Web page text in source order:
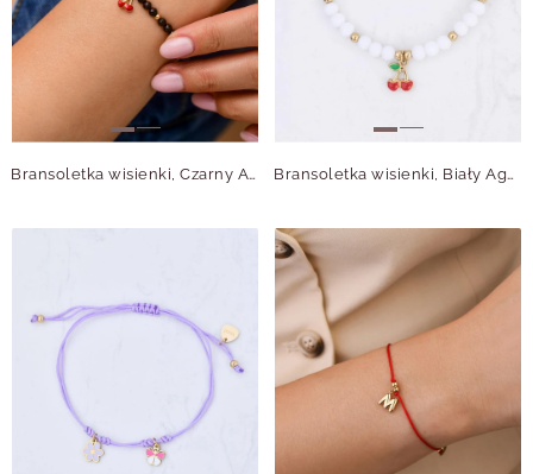
Bransoletka wisienki, Czarny Agat, stal pozłacana S113505Z00 Bransoletka wisienki, Biały Agat, stal pozłacana S113506Z00